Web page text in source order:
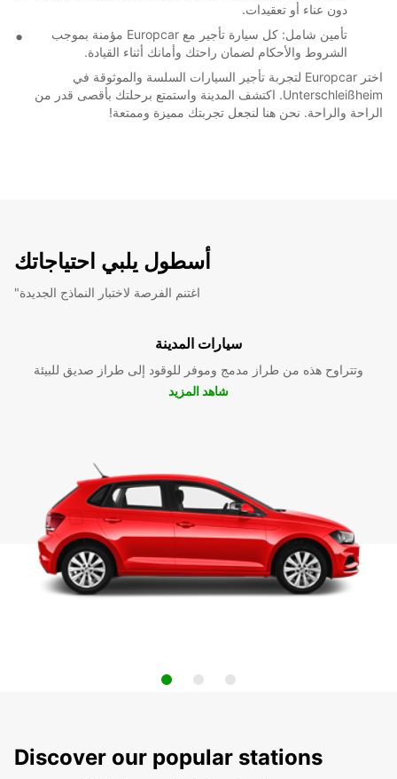
دون عناء أو تعقيدات.
تأمين شامل: كل سيارة تأجير مع Europcar مؤمنة بموجب
الشروط والأحكام لضمان راحتك وأمانك أثناء القيادة.
اختر Europcar لتجربة تأجير السيارات السلسة والموثوقة في
Unterschleißheim. اكتشف المدينة واستمتع برحلتك بأقصى قدر من
الراحة والراحة. نحن هنا لنجعل تجربتك مميزة وممتعة!
أسطول يلبي احتياجاتك
"اغتنم الفرصة لاختبار النماذج الجديدة
سيارات المدينة
وتتراوح هذه من طراز مدمج وموفر للوقود إلى طراز صديق للبيئة
شاهد المزيد
Discover our popular stations